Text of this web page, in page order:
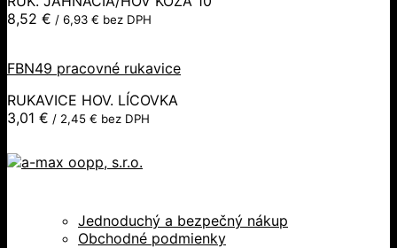
8,52 € / 6,93 € bez DPH
FBN49 pracovné rukavice
RUKAVICE HOV. LÍCOVKA
3,01 € / 2,45 € bez DPH
Jednoduchý a bezpečný nákup
Obchodné podmienky